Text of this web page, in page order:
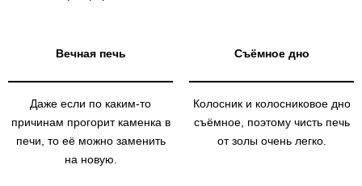
Вечная печь
Даже если по каким-то
причинам прогорит каменка в
печи, то её можно заменить
на новую.
Съёмное дно
Колосник и колосниковое дно
съёмное, поэтому чисть печь
от золы очень легко.